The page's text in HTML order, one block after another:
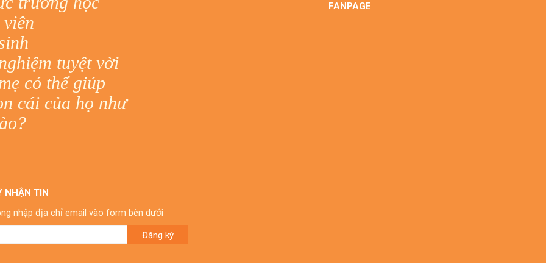
tuyệt vời
có thể giúp
cái của họ như
NHẬN TIN
nhập địa chỉ email vào form bên dưới
Đăng ký
FANPAGE